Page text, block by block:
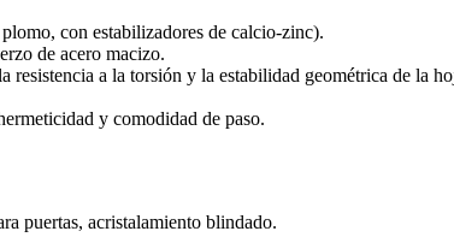
con estabilizadores de calcio-zinc).
de acero macizo.
resistencia a la torsión y la estabilidad geométrica de la
y comodidad de paso.
puertas, acristalamiento blindado.